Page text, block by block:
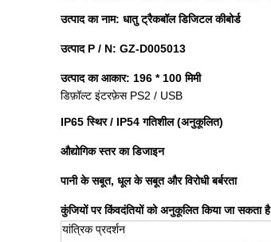
उत्पाद का नाम: धातु ट्रैकबॉल डिजिटल कीबोर्ड
उत्पाद P / N: GZ-D005013
उत्पाद का आकार: 196 * 100 मिमी
डिफ़ॉल्ट इंटरफ़ेस PS2 / USB
IP65 स्थिर / IP54 गतिशील (अनुकूलित)
औद्योगिक स्तर का डिजाइन
पानी के सबूत, धूल के सबूत और विरोधी बर्बरता
कुंजियों पर किंवदंतियों को अनुकूलित किया जा सकता है
यांत्रिक प्रदर्शन